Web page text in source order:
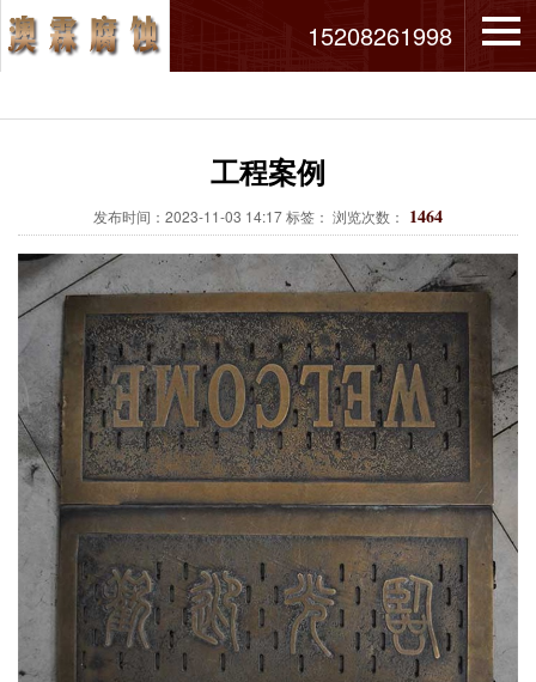
15208261998
工程案例
发布时间：2023-11-03 14:17 标签： 浏览次数： 1464